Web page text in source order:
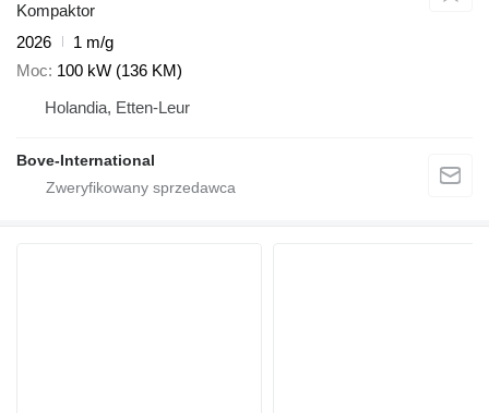
Kompaktor
2026
1 m/g
Moc 100 kW (136 KM)
Holandia, Etten-Leur
Bove-International